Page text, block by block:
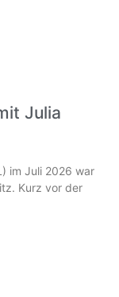
Julia
im Juli 2026 war
Kurz vor der